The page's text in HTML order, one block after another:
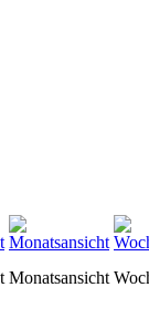
Monatsansicht